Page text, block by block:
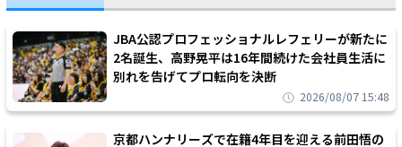
JBA公認プロフェッショナルレフェリーが新たに
2名誕生、高野晃平は16年間続けた会社員生活に
別れを告げてプロ転向を決断
2026/08/07 15:48
京都ハンナリーズで在籍4年目を迎える前田悟の